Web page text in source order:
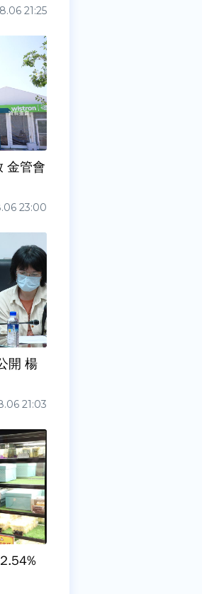
21:25
金管會
23:00
開 楊
21:03